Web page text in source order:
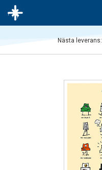
Nästa leverans: